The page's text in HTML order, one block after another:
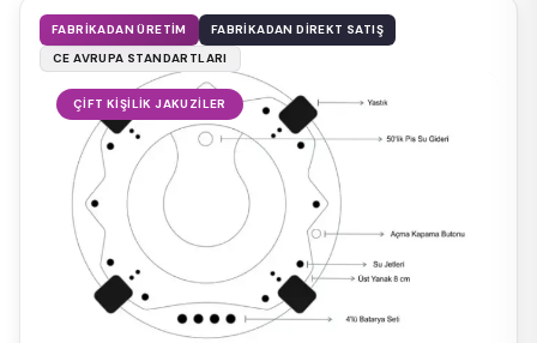
FABRIKADAN ÜRETIM
FABRIKADAN DIREKT SATIŞ
CE AVRUPA STANDARTLARI
ÇIFT KIŞILIK JAKUZILER